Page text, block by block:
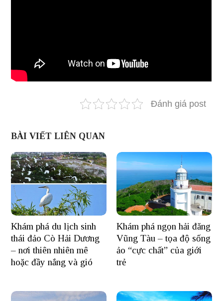
Đánh giá post
BÀI VIẾT LIÊN QUAN
Khám phá du lịch sinh
thái đảo Cò Hải Dương
– nơi thiên nhiên mê
hoặc đầy nắng và gió
Khám phá ngọn hải đăng
Vũng Tàu – tọa độ sống
ảo “cực chất” của giới
trẻ